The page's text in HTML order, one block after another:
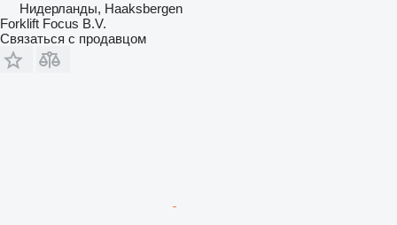
Нидерланды, Haaksbergen
Forklift Focus B.V.
Связаться с продавцом